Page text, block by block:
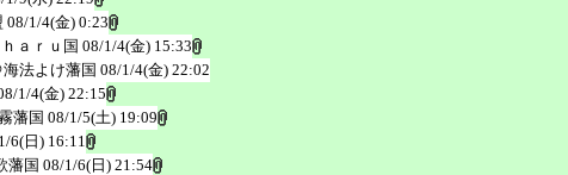
08/1/4(金) 0:23
ａｒｕ国 08/1/4(金) 15:33
法よけ藩国 08/1/4(金) 22:02
1/4(金) 22:15
藩国 08/1/5(土) 19:09
6(日) 16:11
藩国 08/1/6(日) 21:54